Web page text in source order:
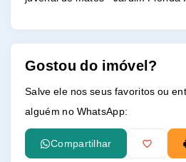
Gostou do imóvel?
Salve ele nos seus favoritos ou
alguém no WhatsApp:
Compartilhar